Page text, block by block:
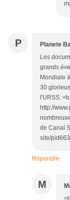
P Planete
Les
grands
Mondiale
30
l'URSS.
http://
de Canal
site/
Répondre
M